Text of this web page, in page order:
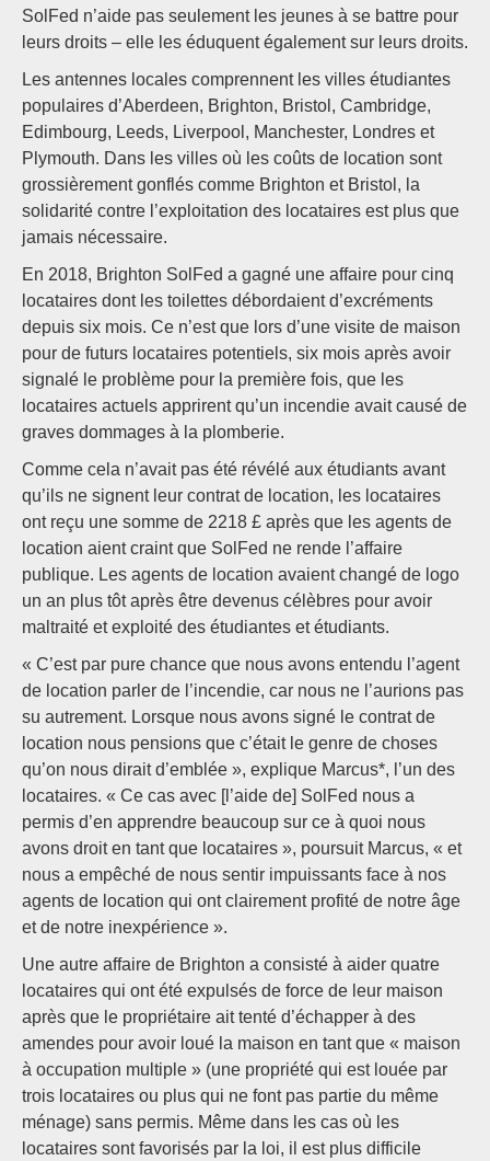
SolFed n’aide pas seulement les jeunes à se battre pour
leurs droits – elle les éduquent également sur leurs droits.
Les antennes locales comprennent les villes étudiantes
populaires d’Aberdeen, Brighton, Bristol, Cambridge,
Edimbourg, Leeds, Liverpool, Manchester, Londres et
Plymouth. Dans les villes où les coûts de location sont
grossièrement gonflés comme Brighton et Bristol, la
solidarité contre l’exploitation des locataires est plus que
jamais nécessaire.
En 2018, Brighton SolFed a gagné une affaire pour cinq
locataires dont les toilettes débordaient d’excréments
depuis six mois. Ce n’est que lors d’une visite de maison
pour de futurs locataires potentiels, six mois après avoir
signalé le problème pour la première fois, que les
locataires actuels apprirent qu’un incendie avait causé de
graves dommages à la plomberie.
Comme cela n’avait pas été révélé aux étudiants avant
qu’ils ne signent leur contrat de location, les locataires
ont reçu une somme de 2218 £ après que les agents de
location aient craint que SolFed ne rende l’affaire
publique. Les agents de location avaient changé de logo
un an plus tôt après être devenus célèbres pour avoir
maltraité et exploité des étudiantes et étudiants.
« C’est par pure chance que nous avons entendu l’agent
de location parler de l’incendie, car nous ne l’aurions pas
su autrement. Lorsque nous avons signé le contrat de
location nous pensions que c’était le genre de choses
qu’on nous dirait d’emblée », explique Marcus*, l’un des
locataires. « Ce cas avec [l’aide de] SolFed nous a
permis d’en apprendre beaucoup sur ce à quoi nous
avons droit en tant que locataires », poursuit Marcus, « et
nous a empêché de nous sentir impuissants face à nos
agents de location qui ont clairement profité de notre âge
et de notre inexpérience ».
Une autre affaire de Brighton a consisté à aider quatre
locataires qui ont été expulsés de force de leur maison
après que le propriétaire ait tenté d’échapper à des
amendes pour avoir loué la maison en tant que « maison
à occupation multiple » (une propriété qui est louée par
trois locataires ou plus qui ne font pas partie du même
ménage) sans permis. Même dans les cas où les
locataires sont favorisés par la loi, il est plus difficile